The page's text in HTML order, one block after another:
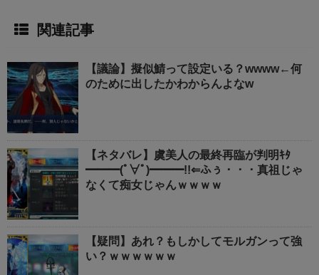
関連記事
【議論】擬似鯖って設定いる？wwww←何
のために出したかわからんよなw
【ネタバレ】虞美人の最終再臨が判明ｷﾀ
━━━(ﾟ∀ﾟ)━━━!!⇐ふぅ・・・真祖じゃ
なくて痴女じゃんｗｗｗｗ
【疑問】あれ？もしかしてモルガンって強
い？ｗｗｗｗｗｗ